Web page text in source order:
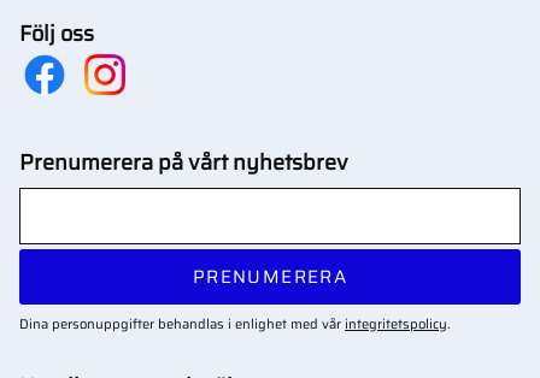
Följ oss
Prenumerera på vårt nyhetsbrev
PRENUMERERA
Dina personuppgifter behandlas i enlighet med vår integritetspolicy.